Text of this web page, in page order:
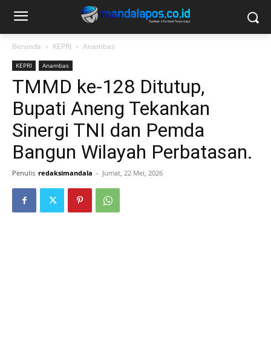
Beranda KEPRI Anambas
KEPRI Anambas
TMMD ke-128 Ditutup,
Bupati Aneng Tekankan
Sinergi TNI dan Pemda
Bangun Wilayah Perbatasan.
Penulis redaksimandala - Jumat, 22 Mei, 2026